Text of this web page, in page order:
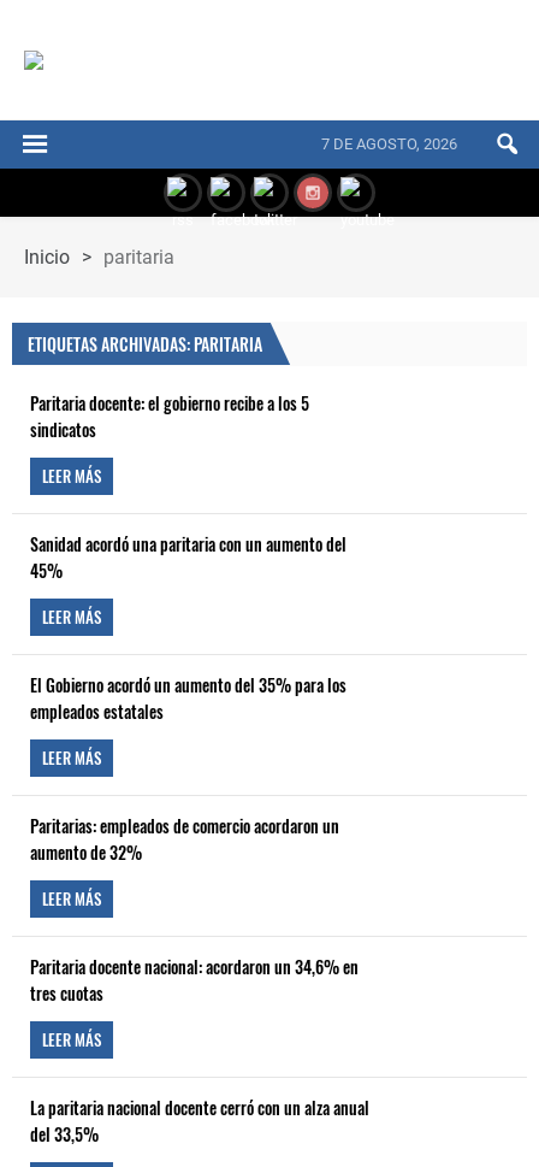
7 DE AGOSTO, 2026
Inicio > paritaria
ETIQUETAS ARCHIVADAS: PARITARIA
Paritaria docente: el gobierno recibe a los 5
sindicatos
LEER MÁS
Sanidad acordó una paritaria con un aumento del
45%
LEER MÁS
El Gobierno acordó un aumento del 35% para los
empleados estatales
LEER MÁS
Paritarias: empleados de comercio acordaron un
aumento de 32%
LEER MÁS
Paritaria docente nacional: acordaron un 34,6% en
tres cuotas
LEER MÁS
La paritaria nacional docente cerró con un alza anual
del 33,5%